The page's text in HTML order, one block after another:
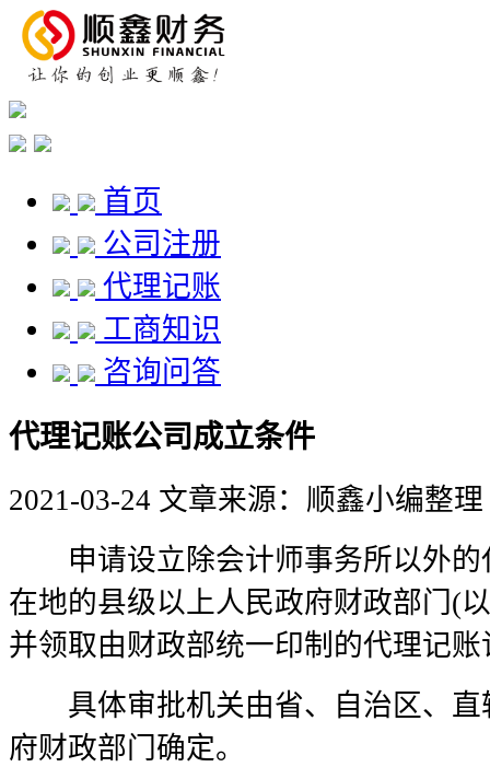
首页
公司注册
代理记账
工商知识
咨询问答
代理记账公司成立条件
2021-03-24 文章来源：顺鑫小编整理
申请设立除会计师事务所以外的
在地的县级以上人民政府财政部门(
并领取由财政部统一印制的代理记
具体审批机关由省、自治区、直
府财政部门确定。